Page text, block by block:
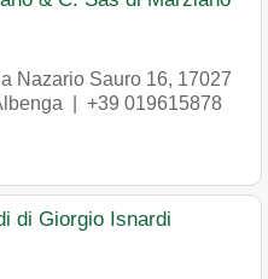
Nazario Sauro 16, 17027
| +39 019615878
di Giorgio Isnardi